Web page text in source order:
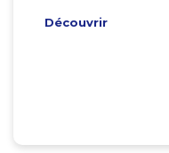
Découvrir